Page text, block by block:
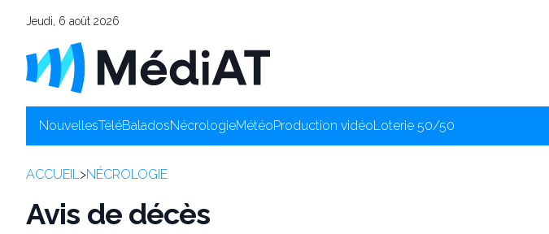
Jeudi, 6 août 2026
NouvellesTéléBaladosNécrologieMétéoProduction vidéoLoterie 50/50
ACCUEIL>NÉCROLOGIE
Avis de décès